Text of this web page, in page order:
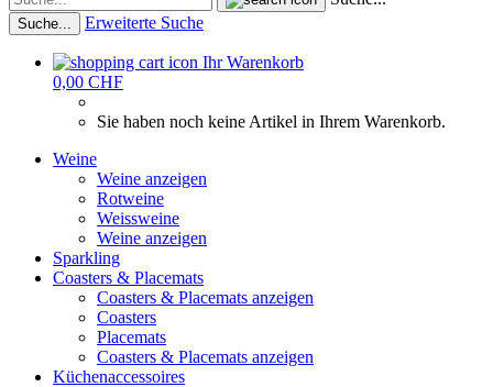
Suche... Erweiterte Suche
Ihr Warenkorb
0,00 CHF
Sie haben noch keine Artikel in Ihrem Warenkorb.
Weine
Weine anzeigen
Rotweine
Weissweine
Weine anzeigen
Sparkling
Coasters & Placemats
Coasters & Placemats anzeigen
Coasters
Placemats
Coasters & Placemats anzeigen
Küchenaccessoires